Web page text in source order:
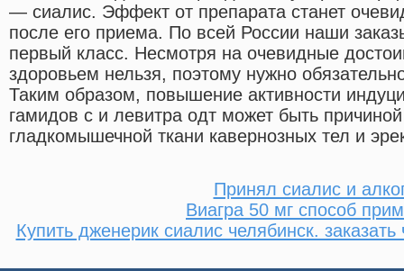
— сиалис. Эффект от препарата станет
после его приема. По всей России наши
первый класс. Несмотря на очевидные
здоровьем нельзя, поэтому нужно
Таким образом, повышение активности
гамидов с и левитра одт может быть
гладкомышечной ткани кавернозных тел и
Принял сиалис и
Виагра 50 мг способ
Купить дженерик сиалис челябинск. заказать